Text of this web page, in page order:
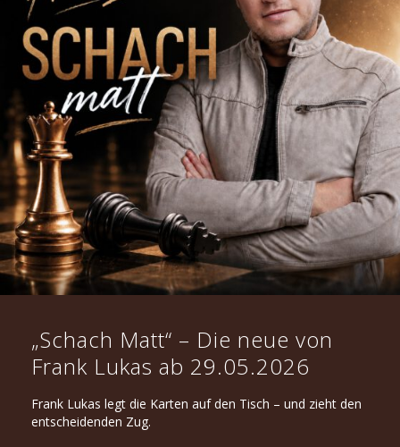
„Schach Matt“ – Die neue von
Frank Lukas ab 29.05.2026
Frank Lukas legt die Karten auf den Tisch – und zieht den
entscheidenden Zug.